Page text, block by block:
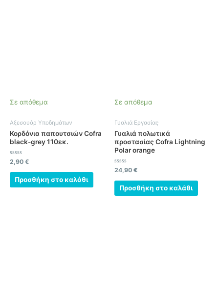
Σε απόθεμα
Αξεσουάρ Υποδημάτων
Κορδόνια παπουτσιών Cofra
black-grey 110εκ.
Βαθμολογήθηκε
με
0
από
2,90 €
Προσθήκη στο καλάθι
Σε απόθεμα
Γυαλιά Εργασίας
Γυαλιά πολωτικά
προστασίας Cofra Lightning
Polar orange
Βαθμολογήθηκε
0
από
24,90 €
Προσθήκη στο καλάθι